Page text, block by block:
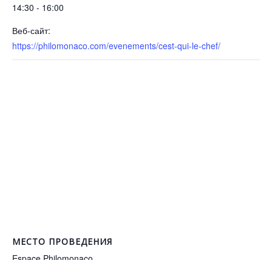
14:30 - 16:00
Веб-сайт:
https://philomonaco.com/evenements/cest-qui-le-chef/
МЕСТО ПРОВЕДЕНИЯ